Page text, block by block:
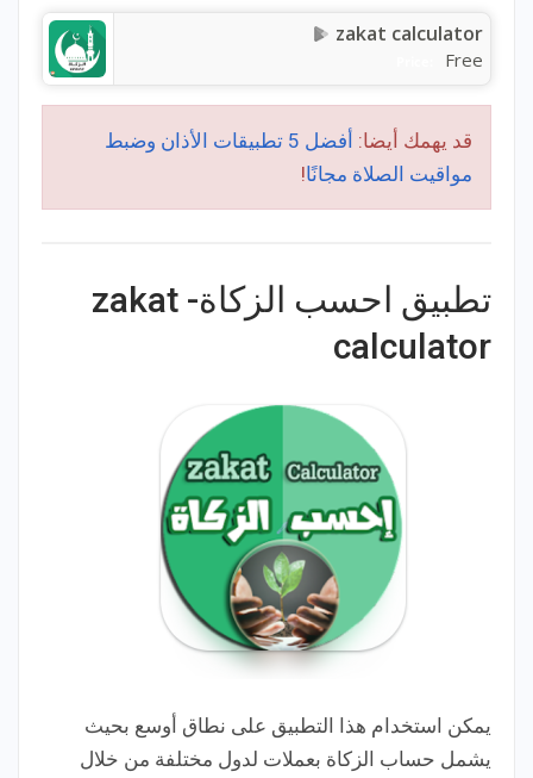
zakat calculator
Free
قد يهمك أيضا:
أفضل 5 تطبيقات الأذان وضبط
مواقيت الصلاة مجانًا!
تطبيق احسب الزكاة- zakat
calculator
يمكن استخدام هذا التطبيق على نطاق أوسع بحيث
يشمل حساب الزكاة بعملات لدول مختلفة من خلال